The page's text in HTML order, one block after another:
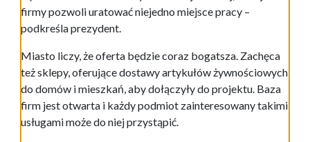
firmy pozwoli uratować niejedno miejsce pracy –
podkreśla prezydent.
Miasto liczy, że oferta będzie coraz bogatsza. Zachęca
też sklepy, oferujące dostawy artykułów żywnościowych
do domów i mieszkań, aby dołączyły do projektu. Baza
firm jest otwarta i każdy podmiot zainteresowany takimi
usługami może do niej przystąpić.